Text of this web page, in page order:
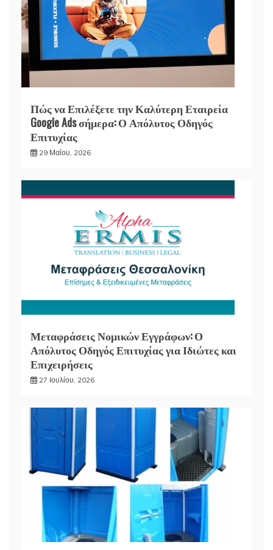
Πώς να Επιλέξετε την Καλύτερη Εταιρεία
Google Ads σήμερα: Ο Απόλυτος Οδηγός
Επιτυχίας
29 Μαΐου, 2026
Μεταφράσεις Νομικών Εγγράφων: Ο
Απόλυτος Οδηγός Επιτυχίας για Ιδιώτες και
Επιχειρήσεις
27 Ιουλίου, 2026